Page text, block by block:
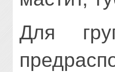
Для